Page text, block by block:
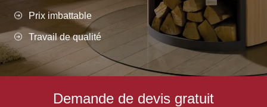
Prix imbattable
Travail de qualité
Demande de devis gratuit